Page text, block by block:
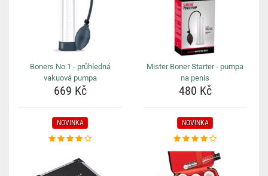
Boners No.1 - průhledná
vakuová pumpa
669 Kč
Mister Boner Starter - pumpa
na penis
480 Kč
NOVINKA NOVINKA